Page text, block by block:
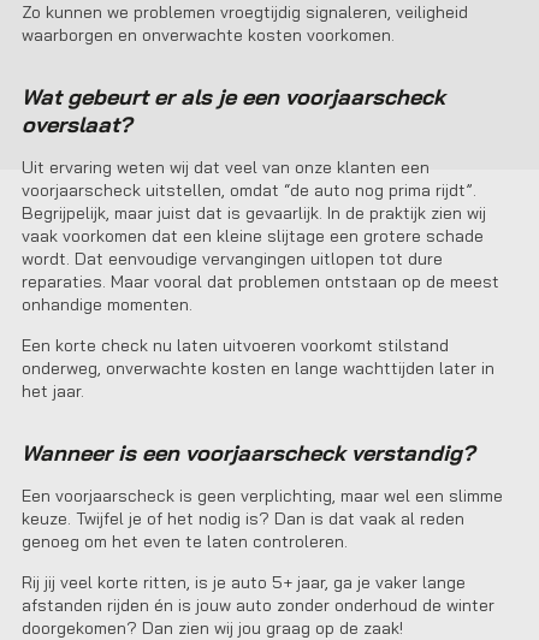
Zo kunnen we problemen vroegtijdig signaleren, veiligheid
waarborgen en onverwachte kosten voorkomen.
Wat gebeurt er als je een voorjaarscheck
overslaat?
Uit ervaring weten wij dat veel van onze klanten een
voorjaarscheck uitstellen, omdat “de auto nog prima rijdt”.
Begrijpelijk, maar juist dat is gevaarlijk. In de praktijk zien wij
vaak voorkomen dat een kleine slijtage een grotere schade
wordt. Dat eenvoudige vervangingen uitlopen tot dure
reparaties. Maar vooral dat problemen ontstaan op de meest
onhandige momenten.
Een korte check nu laten uitvoeren voorkomt stilstand
onderweg, onverwachte kosten en lange wachttijden later in
het jaar.
Wanneer is een voorjaarscheck verstandig?
Een voorjaarscheck is geen verplichting, maar wel een slimme
keuze. Twijfel je of het nodig is? Dan is dat vaak al reden
genoeg om het even te laten controleren.
Rij jij veel korte ritten, is je auto 5+ jaar, ga je vaker lange
afstanden rijden én is jouw auto zonder onderhoud de winter
doorgekomen? Dan zien wij jou graag op de zaak!